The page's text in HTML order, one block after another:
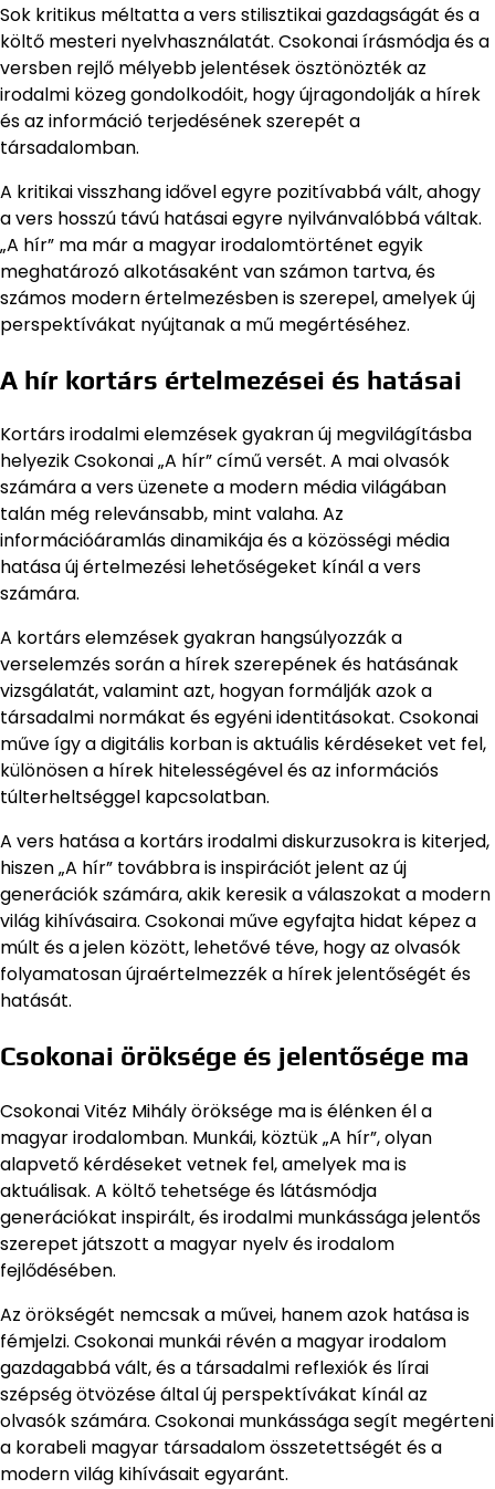
Sok kritikus méltatta a vers stilisztikai gazdagságát és a
költő mesteri nyelvhasználatát. Csokonai írásmódja és a
versben rejlő mélyebb jelentések ösztönözték az
irodalmi közeg gondolkodóit, hogy újragondolják a hírek
és az információ terjedésének szerepét a
társadalomban.
A kritikai visszhang idővel egyre pozitívabbá vált, ahogy
a vers hosszú távú hatásai egyre nyilvánvalóbbá váltak.
„A hír” ma már a magyar irodalomtörténet egyik
meghatározó alkotásaként van számon tartva, és
számos modern értelmezésben is szerepel, amelyek új
perspektívákat nyújtanak a mű megértéséhez.
A hír kortárs értelmezései és hatásai
Kortárs irodalmi elemzések gyakran új megvilágításba
helyezik Csokonai „A hír” című versét. A mai olvasók
számára a vers üzenete a modern média világában
talán még relevánsabb, mint valaha. Az
információáramlás dinamikája és a közösségi média
hatása új értelmezési lehetőségeket kínál a vers
számára.
A kortárs elemzések gyakran hangsúlyozzák a
verselemzés során a hírek szerepének és hatásának
vizsgálatát, valamint azt, hogyan formálják azok a
társadalmi normákat és egyéni identitásokat. Csokonai
műve így a digitális korban is aktuális kérdéseket vet fel,
különösen a hírek hitelességével és az információs
túlterheltséggel kapcsolatban.
A vers hatása a kortárs irodalmi diskurzusokra is kiterjed,
hiszen „A hír” továbbra is inspirációt jelent az új
generációk számára, akik keresik a válaszokat a modern
világ kihívásaira. Csokonai műve egyfajta hidat képez a
múlt és a jelen között, lehetővé téve, hogy az olvasók
folyamatosan újraértelmezzék a hírek jelentőségét és
hatását.
Csokonai öröksége és jelentősége ma
Csokonai Vitéz Mihály öröksége ma is élénken él a
magyar irodalomban. Munkái, köztük „A hír”, olyan
alapvető kérdéseket vetnek fel, amelyek ma is
aktuálisak. A költő tehetsége és látásmódja
generációkat inspirált, és irodalmi munkássága jelentős
szerepet játszott a magyar nyelv és irodalom
fejlődésében.
Az örökségét nemcsak a művei, hanem azok hatása is
fémjelzi. Csokonai munkái révén a magyar irodalom
gazdagabbá vált, és a társadalmi reflexiók és lírai
szépség ötvözése által új perspektívákat kínál az
olvasók számára. Csokonai munkássága segít megérteni
a korabeli magyar társadalom összetettségét és a
modern világ kihívásait egyaránt.